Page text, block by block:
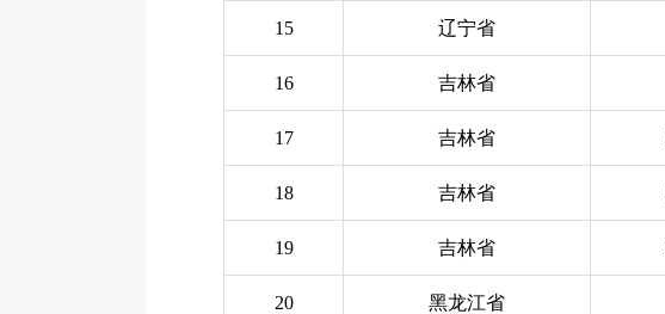
15 辽宁省
16 吉林省
17 吉林省
18 吉林省
19 吉林省
20 黑龙江省